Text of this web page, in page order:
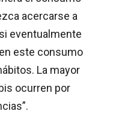
acercarse a
eventualmente
este consumo
La mayor
ocurren por